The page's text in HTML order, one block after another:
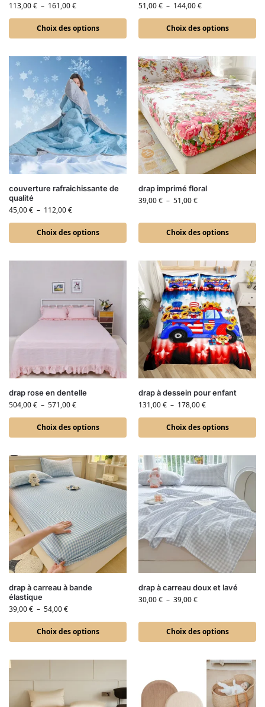
113,00€ – 161,00€
Choix des options
51,00€ – 144,00€
Choix des options
couverture rafraichissante de
qualité
45,00€ – 112,00€
Choix des options
drap imprimé floral
39,00€ – 51,00€
Choix des options
drap rose en dentelle
504,00€ – 571,00€
Choix des options
drap à dessein pour enfant
131,00€ – 178,00€
Choix des options
drap à carreau à bande
élastique
39,00€ – 54,00€
Choix des options
drap à carreau doux et lavé
30,00€ – 39,00€
Choix des options